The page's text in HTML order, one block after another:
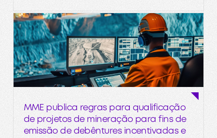
MME publica regras para qualificação
de projetos de mineração para fins de
emissão de debêntures incentivadas e